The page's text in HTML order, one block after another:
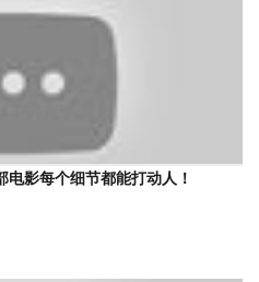
电影每个细节都能打动人！